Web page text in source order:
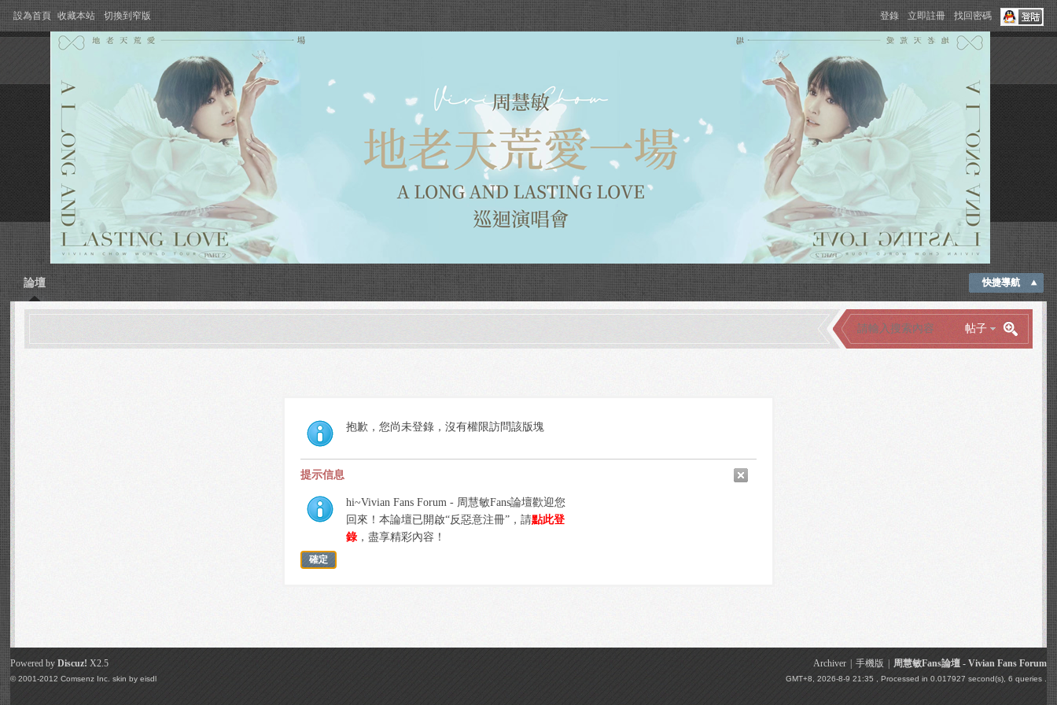
設為首頁 收藏本站 切換到窄版 登錄 立即註冊 找回密碼
快捷導航
論壇
帖子
抱歉，您尚未登錄，沒有權限訪問該版塊
提示信息
hi~Vivian Fans Forum - 周慧敏Fans論壇歡迎您
回來！本論壇已開啟“反惡意注冊”，請點此登
錄，盡享精彩內容！
確定
Archiver 手機版 周慧敏Fans論壇 - Vivian Fans Forum
GMT+8, 2026-8-9 21:35 , Processed in 0.017927 second(s), 6 queries .
Powered byDiscuz! X2.5
© 2001-2012Comsenz Inc. skin byeisdl